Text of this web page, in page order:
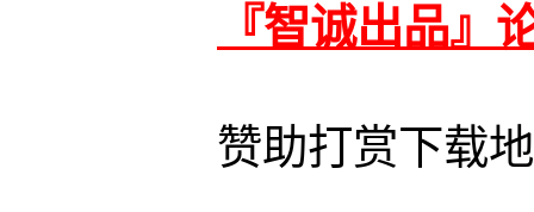
『智诚出品』
赞助打赏下载